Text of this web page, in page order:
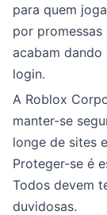
para quem
por promessas
acabam
login.
A Roblox
manter-se
longe de sites
Proteger-se é
Todos devem
duvidosas.